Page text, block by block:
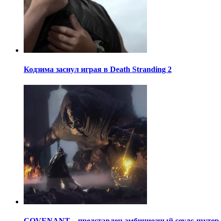
Кодзима заснул играя в Death Stranding 2